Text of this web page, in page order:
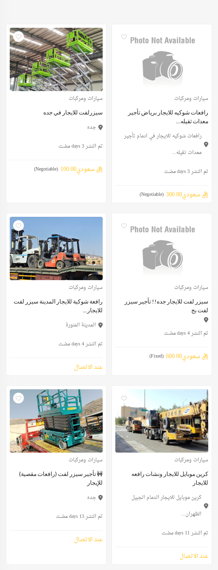
سيارات ومركبات
رافعات شوكيه للايجار برياض تأجير
معدات ثقيله...
رافعات شوكيه للايجار في ادمام تأجير
معدات ثقيله...
تم النشر 3 days مضت
ريال سعودي300.00 (Negotiable)
سيارات ومركبات
سيزرلفت للايجار في جده
جده
تم النشر 3 days مضت
ريال سعودي100.00 (Negotiable)
سيارات ومركبات
سيزر لفت للايجار جده!! تأجير سيزر
لفت بج
تم النشر 4 days مضت
ريال سعودي600.00 (Fixed)
سيارات ومركبات
رافعة شوكية للايجار المدينة سيزر لفت
للايجار...
المدينة المنورة
تم النشر 4 days مضت
عند الاتصال
سيارات ومركبات
كرين موبايل للايجار ونشات رافعه
للايجار
كرين موبايل للايجار الدمام الجبيل
الظهران...
تم النشر 11 days مضت
عند الاتصال
سيارات ومركبات
🚧 تأجير سيزر لفت (رافعات مقصية)
للإيجار
جده
تم النشر 13 days مضت
عند الاتصال